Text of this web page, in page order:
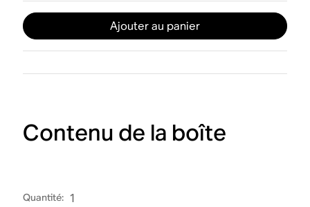
Ajouter au panier
Contenu de la boîte
Quantité: 1